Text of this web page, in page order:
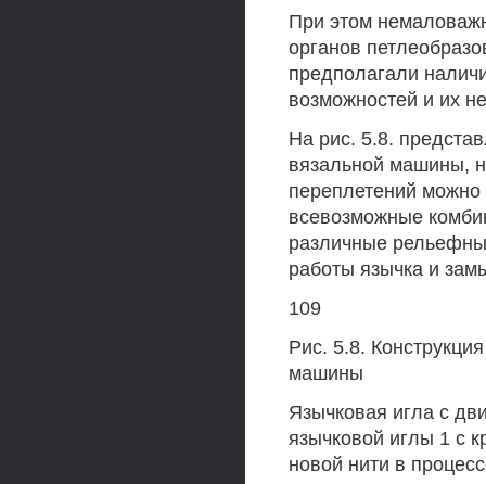
При этом
органов
предполагали
возможностей и их
На рис. 5.8.
вязальной машины,
переплетений
всевозможные
различные
работы язычка и
109
Рис. 5.8.
машины
Язычковая игла с
язычковой иглы 1 с
новой нити в